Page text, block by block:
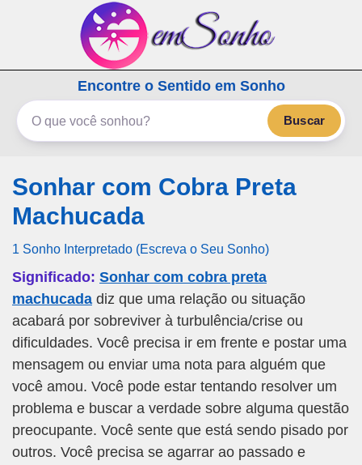
emSonho.com
Os sonhos significam mais
Encontre o Sentido em Sonho
Buscar
Sonhar com Cobra Preta
Machucada
1 Sonho Interpretado (Escreva o Seu Sonho)
Significado: Sonhar com cobra preta
machucada diz que uma relação ou situação
acabará por sobreviver à turbulência/crise ou
dificuldades. Você precisa ir em frente e postar uma
mensagem ou enviar uma nota para alguém que
você amou. Você pode estar tentando resolver um
problema e buscar a verdade sobre alguma questão
preocupante. Você sente que está sendo pisado por
outros. Você precisa se agarrar ao passado e